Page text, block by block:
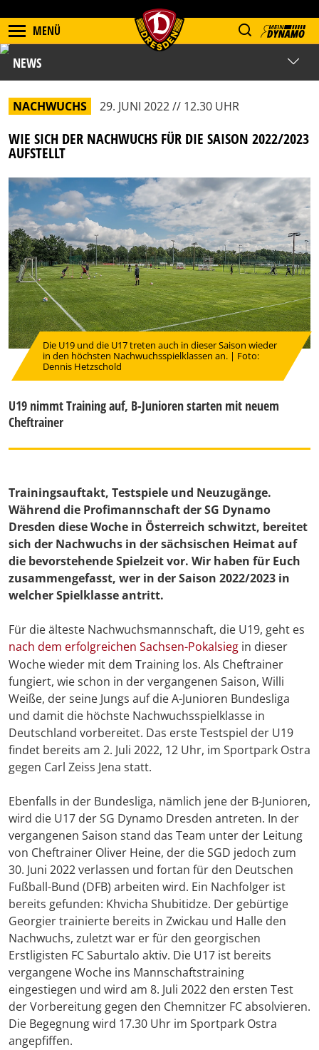
MENÜ
NEWS
NACHWUCHS 29. JUNI 2022 // 12.30 UHR
WIE SICH DER NACHWUCHS FÜR DIE SAISON 2022/2023
AUFSTELLT
Die U19 und die U17 treten auch in dieser Saison wieder
in den höchsten Nachwuchsspielklassen an. | Foto:
Dennis Hetzschold
U19 nimmt Training auf, B-Junioren starten mit neuem
Cheftrainer
Trainingsauftakt, Testspiele und Neuzugänge.
Während die Profimannschaft der SG Dynamo
Dresden diese Woche in Österreich schwitzt, bereitet
sich der Nachwuchs in der sächsischen Heimat auf
die bevorstehende Spielzeit vor. Wir haben für Euch
zusammengefasst, wer in der Saison 2022/2023 in
welcher Spielklasse antritt.
Für die älteste Nachwuchsmannschaft, die U19, geht es
nach dem erfolgreichen Sachsen-Pokalsieg in dieser
Woche wieder mit dem Training los. Als Cheftrainer
fungiert, wie schon in der vergangenen Saison, Willi
Weiße, der seine Jungs auf die A-Junioren Bundesliga
und damit die höchste Nachwuchsspielklasse in
Deutschland vorbereitet. Das erste Testspiel der U19
findet bereits am 2. Juli 2022, 12 Uhr, im Sportpark Ostra
gegen Carl Zeiss Jena statt.
Ebenfalls in der Bundesliga, nämlich jene der B-Junioren,
wird die U17 der SG Dynamo Dresden antreten. In der
vergangenen Saison stand das Team unter der Leitung
von Cheftrainer Oliver Heine, der die SGD jedoch zum
30. Juni 2022 verlassen und fortan für den Deutschen
Fußball-Bund (DFB) arbeiten wird. Ein Nachfolger ist
bereits gefunden: Khvicha Shubitidze. Der gebürtige
Georgier trainierte bereits in Zwickau und Halle den
Nachwuchs, zuletzt war er für den georgischen
Erstligisten FC Saburtalo aktiv. Die U17 ist bereits
vergangene Woche ins Mannschaftstraining
eingestiegen und wird am 8. Juli 2022 den ersten Test
der Vorbereitung gegen den Chemnitzer FC absolvieren.
Die Begegnung wird 17.30 Uhr im Sportpark Ostra
angepfiffen.